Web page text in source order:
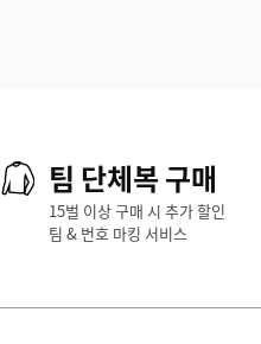
팀 단체복 구매
15벌 이상 구매 시 추가 할인
팀 & 번호 마킹 서비스